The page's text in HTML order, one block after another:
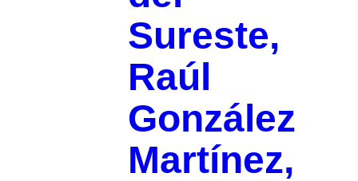
Sureste,
Raúl
González
Martínez,